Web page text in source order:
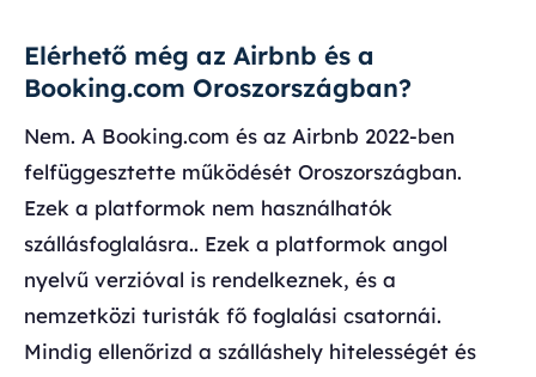
Elérhető még az Airbnb és a
Booking.com Oroszországban?
Nem. A Booking.com és az Airbnb 2022-ben
felfüggesztette működését Oroszországban.
Ezek a platformok nem használhatók
szállásfoglalásra.. Ezek a platformok angol
nyelvű verzióval is rendelkeznek, és a
nemzetközi turisták fő foglalási csatornái.
Mindig ellenőrizd a szálláshely hitelességét és